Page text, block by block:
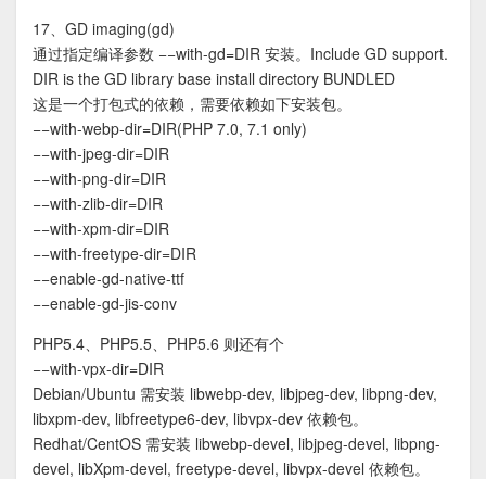
17、GD imaging(gd)
通过指定编译参数 −−with-gd=DIR 安装。Include GD support.
DIR is the GD library base install directory BUNDLED
这是一个打包式的依赖，需要依赖如下安装包。
−−with-webp-dir=DIR(PHP 7.0, 7.1 only)
−−with-jpeg-dir=DIR
−−with-png-dir=DIR
−−with-zlib-dir=DIR
−−with-xpm-dir=DIR
−−with-freetype-dir=DIR
−−enable-gd-native-ttf
−−enable-gd-jis-conv
PHP5.4、PHP5.5、PHP5.6 则还有个
−−with-vpx-dir=DIR
Debian/Ubuntu 需安装 libwebp-dev, libjpeg-dev, libpng-dev,
libxpm-dev, libfreetype6-dev, libvpx-dev 依赖包。
Redhat/CentOS 需安装 libwebp-devel, libjpeg-devel, libpng-
devel, libXpm-devel, freetype-devel, libvpx-devel 依赖包。